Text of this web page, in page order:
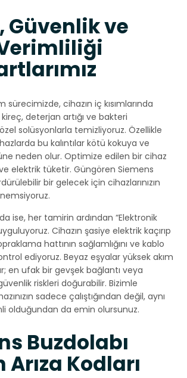
Güvenlik ve
sürecimizde, cihazın iç kısımlarında
deterjan artığı ve bakteri
solüsyonlarla temizliyoruz. Özellikle
bu kalıntılar kötü kokuya ve
neden olur. Optimize edilen bir cihaz
elektrik tüketir. Güngören Siemens
bir gelecek için cihazlarınızın
ise, her tamirin ardından “Elektronik
Cihazın şasiye elektrik kaçırıp
hattının sağlamlığını ve kablo
ediyoruz. Beyaz eşyalar yüksek akım
en ufak bir gevşek bağlantı veya
riskleri doğurabilir. Bizimle
sadece çalıştığından değil, aynı
olduğundan da emin olursunuz.
Buzdolabı
Arıza Kodları